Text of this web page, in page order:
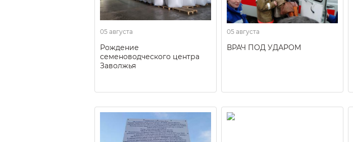
05 августа
Рождение
семеноводческого центра
Заволжья
05 августа
ВРАЧ ПОД УДАРОМ